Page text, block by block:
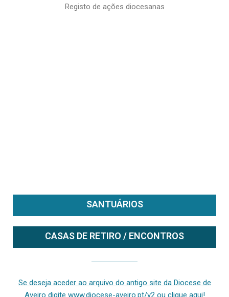
Registo de ações diocesanas
SANTUÁRIOS
CASAS DE RETIRO / ENCONTROS
Se deseja aceder ao arquivo do antigo site da Diocese de
Aveiro digite www.diocese-aveiro.pt/v2 ou clique aqui!